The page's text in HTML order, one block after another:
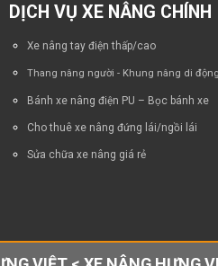
DỊCH VỤ XE NÂNG CHÍNH
Xe nâng tay điện thấp/cao
Thang nâng người - Khung nâng di động
Bánh xe nâng điện PU – Bọc bánh xe
Cho thuê xe nâng đứng lái/ngồi lái
Sửa chữa xe nâng giá rẻ